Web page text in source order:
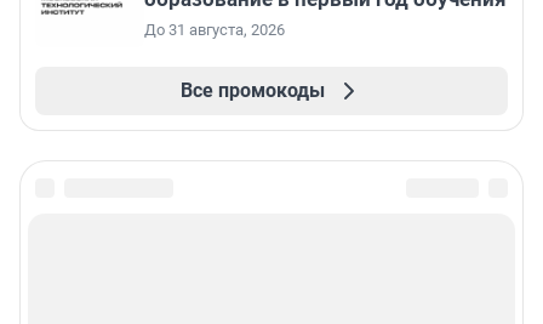
До 31 августа, 2026
Все промокоды